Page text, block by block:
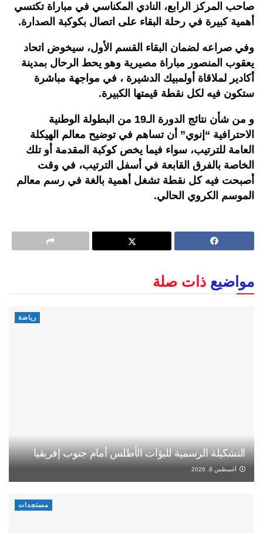
صاحب المركز الرابع، النادي المكناسي في مباراة تكتسي
أهمية كبيرة في رحلة البقاء على اتصال بكوكبة الصدارة.
وفي صراعه لضمان البقاء القسم الأول، سيخوض اتحاد
يعقوب المنصور مباراة مصيرية وهو يحط الرحال بمدينة
أكادير لملاقاة أولمبيك الدشيرة ، في مواجهة مباشرة
ستكون فيه لكل نقطة قيمتها الكبيرة.
و من شأن نتائج الدورة الـ19 من البطولة الوطنية
الاحترافية “إنوي” أن تساهم في توضيح معالم الهيكلة
العامة للترتيب، سواء فيما يخص كوكبة المقدمة أو تلك
الخاصة بالفرق القابعة في أسفل الترتيب، في وقت
أصبحت فيه كل نقطة تشغل أهمية بالغة في رسم معالم
الموسم الكروي الحالي.
مواضيع ذات صلة
رياضة
التشكيلة الرسمية للبؤات الأطلس أمام جنوب إفريقيا
أغسطس 8, 2026
مستجدات